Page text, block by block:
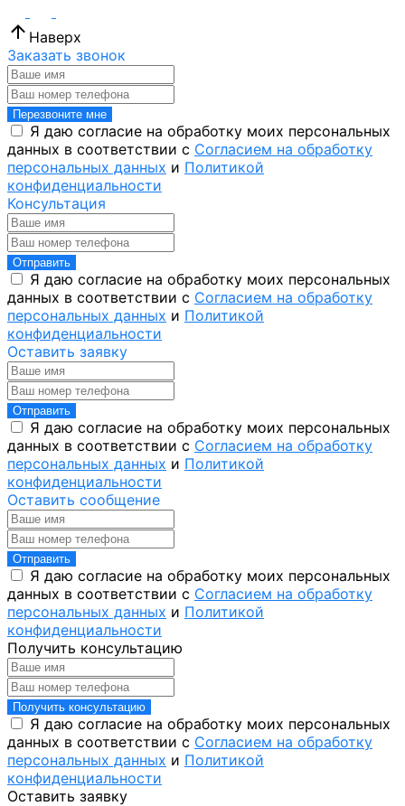
Наверх
Заказать звонок
Перезвоните мне
Я даю согласие на обработку моих персональных
данных в соответствии с Согласием на обработку
персональных данных и Политикой
конфиденциальности
Консультация
Отправить
Я даю согласие на обработку моих персональных
данных в соответствии с Согласием на обработку
персональных данных и Политикой
конфиденциальности
Оставить заявку
Отправить
Я даю согласие на обработку моих персональных
данных в соответствии с Согласием на обработку
персональных данных и Политикой
конфиденциальности
Оставить сообщение
Отправить
Я даю согласие на обработку моих персональных
данных в соответствии с Согласием на обработку
персональных данных и Политикой
конфиденциальности
Получить консультацию
Получить консультацию
Я даю согласие на обработку моих персональных
данных в соответствии с Согласием на обработку
персональных данных и Политикой
конфиденциальности
Оставить заявку